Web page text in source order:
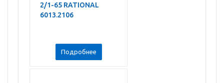
2/1-65 RATIONAL
6013.2106
Подробнее